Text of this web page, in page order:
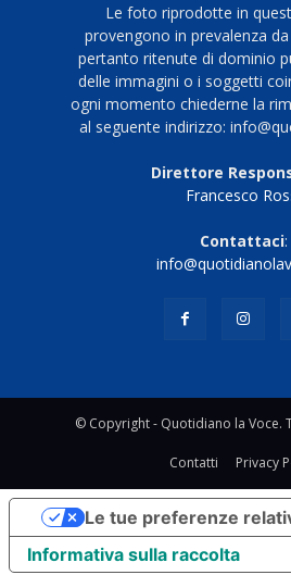
Le foto riprodotte in
provengono in prevalenza
pertanto ritenute di dominio
delle immagini o i soggetti
ogni momento chiederne la
al seguente indirizzo:
Direttore
Francesco
Contattaci:
© Copyright - Quotidiano la Voce.
Contatti Privacy
Informativa sulla raccolta
Le tue preferenze